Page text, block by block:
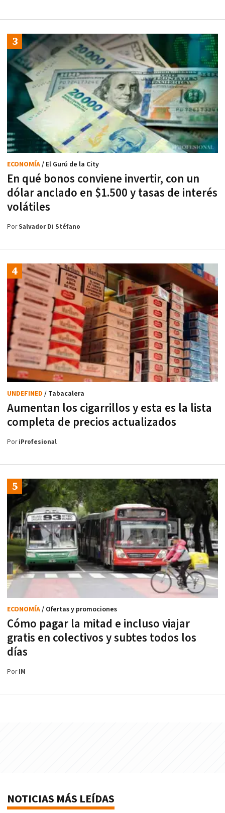
En qué bonos conviene invertir, con un
dólar anclado en $1.500 y tasas de interés
volátiles
ECONOMÍA/ El Gurú de la City
PorSalvador Di Stéfano
Aumentan los cigarrillos y esta es la lista
completa de precios actualizados
UNDEFINED / Tabacalera
PoriProfesional
Cómo pagar la mitad e incluso viajar
gratis en colectivos y subtes todos los
días
ECONOMÍA/ Ofertas y promociones
PorIM
NOTICIAS MÁS LEÍDAS